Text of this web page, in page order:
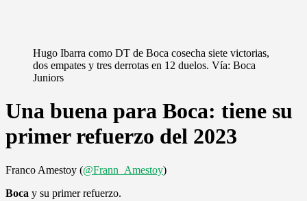
Hugo Ibarra como DT de Boca cosecha siete victorias,
dos empates y tres derrotas en 12 duelos. Vía: Boca
Juniors
Una buena para Boca: tiene su
primer refuerzo del 2023
Franco Amestoy (@Frann_Amestoy)
Boca y su primer refuerzo.